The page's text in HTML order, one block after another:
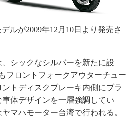
ルが2009年12月10日より発売さ
シックなシルバーを新たに設
フロントフォークアウターチュー
トディスクブレーキ内側にブラ
体デザインを一層強調してい
マハモーター台湾で行われる。